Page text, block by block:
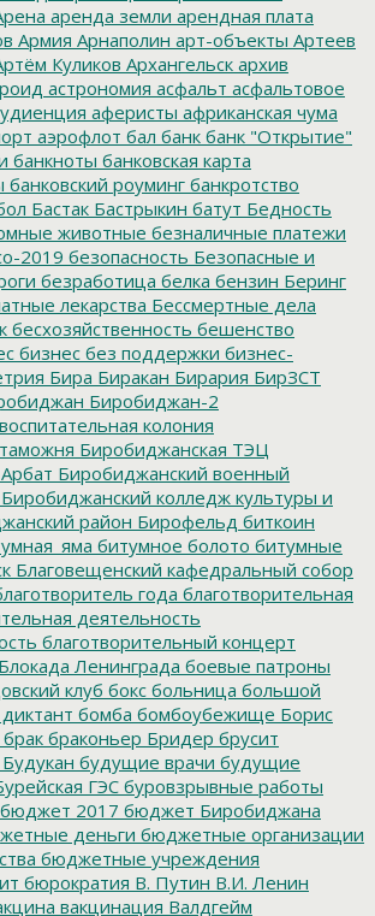
аренда земли арендная плата
Армия Арнаполин арт-объекты Артеев
Куликов Архангельск архив
астрономия асфальт асфальтовое
аферисты африканская чума
аэрофлот бал банк банк "Открытие"
банкноты банковская карта
банковский роуминг банкротство
Бастак Бастрыкин батут Бедность
животные безналичные платежи
2019 безопасность Безопасные и
безработица белка бензин Беринг
лекарства Бессмертные дела
бесхозяйственность бешенство
бизнес без поддержки бизнес-
Бира Биракан Бирария БирЗСТ
Биробиджан-2
колония
Биробиджанская ТЭЦ
Биробиджанский военный
Биробиджанский колледж культуры и
район Бирофельд биткоин
битумное болото битумные
Благовещенский кафедральный собор
года благотворительная
деятельность
благотворительный концерт
Блокада Ленинграда боевые патроны
клуб бокс больница большой
бомба бомбоубежище Борис
брак браконьер Бридер брусит
Будукан будущие врачи будущие
ГЭСбуровзрывные работы
бюджет 2017 бюджет Биробиджана
деньги бюджетные организации
бюджетные учреждения
бюрократия В. Путин В.И. Ленин
вакцинация Валдгейм